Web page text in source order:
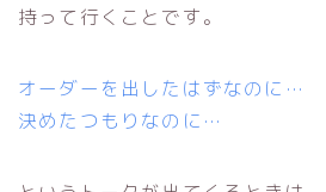
持って行くことです。
オーダーを出したはずなのに…
決めたつもりなのに…